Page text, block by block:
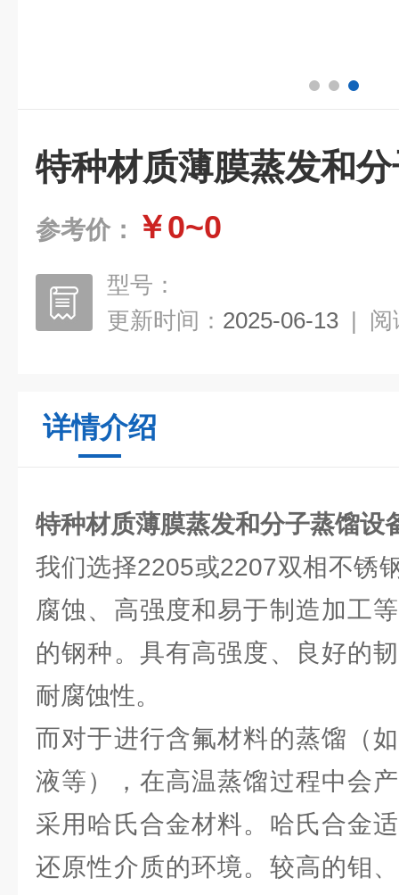
特种材质薄膜蒸发和
参考价： ￥0~0
型号：
更新时间： 2025-06-13 | 阅
详情介绍
特种材质薄膜蒸发和分子蒸馏设
我们选择2205或2207双相不锈
腐蚀、高强度和易于制造加工
的钢种。具有高强度、良好的
耐腐蚀性。
而对于进行含氟材料的蒸馏（
液等），在高温蒸馏过程中会
采用哈氏合金材料。哈氏合金
还原性介质的环境。较高的钼